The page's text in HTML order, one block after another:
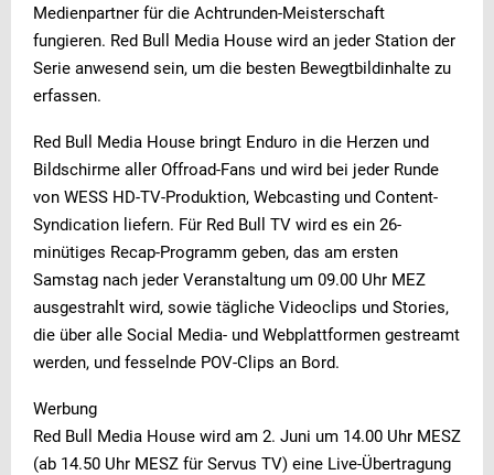
Medienpartner für die Achtrunden-Meisterschaft
fungieren. Red Bull Media House wird an jeder Station der
Serie anwesend sein, um die besten Bewegtbildinhalte zu
erfassen.
Red Bull Media House bringt Enduro in die Herzen und
Bildschirme aller Offroad-Fans und wird bei jeder Runde
von WESS HD-TV-Produktion, Webcasting und Content-
Syndication liefern. Für Red Bull TV wird es ein 26-
minütiges Recap-Programm geben, das am ersten
Samstag nach jeder Veranstaltung um 09.00 Uhr MEZ
ausgestrahlt wird, sowie tägliche Videoclips und Stories,
die über alle Social Media- und Webplattformen gestreamt
werden, und fesselnde POV-Clips an Bord.
Werbung
Red Bull Media House wird am 2. Juni um 14.00 Uhr MESZ
(ab 14.50 Uhr MESZ für Servus TV) eine Live-Übertragung